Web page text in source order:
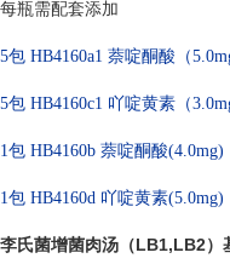
每瓶需配套添加
5包 HB4160a1 萘啶酮酸（
5包 HB4160c1 吖啶黄素（
1包 HB4160b 萘啶酮酸(4.0mg)
1包 HB4160d 吖啶黄素(5.0mg)
李氏菌增菌肉汤（LB1,LB2）